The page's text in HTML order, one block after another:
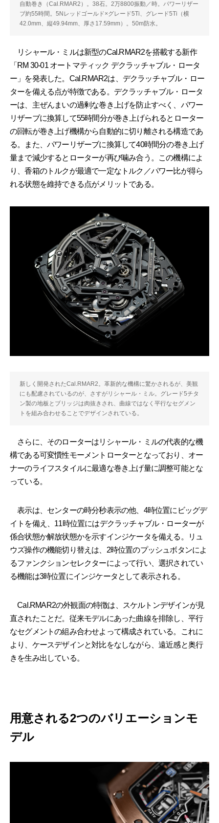
自動巻き（Cal.RMAR2）。38石。2万8800振動／時。パワーリザー
ブ約55時間。5Nレッドゴールド×グレード5Ti、グレード5Ti（横
42.0mm、縦49.94mm、厚さ17.59mm）。50m防水。
リシャール・ミルは新型のCal.RMAR2を搭載する新作
「RM 30-01 オートマティック デクラッチャブル・ロータ
ー」を発表した。Cal.RMAR2は、デクラッチャブル・ロー
ターを備える点が特徴である。デクラッチャブル・ロータ
ーは、主ぜんまいの過剰な巻き上げを防止すべく、パワー
リザーブに換算して55時間分が巻き上げられるとローター
の回転が巻き上げ機構から自動的に切り離される構造であ
る。また、パワーリザーブに換算して40時間分の巻き上げ
量まで減少するとローターが再び噛み合う。この機構によ
り、香箱のトルクが最適で一定なトルク／パワー比が得ら
れる状態を維持できる点がメリットである。
新しく開発されたCal.RMAR2。革新的な機構に驚かされるが、美観
にも配慮されているのが、さすがリシャール・ミル。グレード5チタ
ン製の地板とブリッジは肉抜きされ、曲線ではなく平行なセグメン
トを組み合わせることでデザインされている。
さらに、そのローターはリシャール・ミルの代表的な機
構である可変慣性モーメントローターとなっており、オー
ナーのライフスタイルに最適な巻き上げ量に調整可能とな
っている。
表示は、センターの時分秒表示の他、4時位置にビッグデ
イトを備え、11時位置にはデクラッチャブル・ローターが
係合状態か解放状態かを示すインジケータを備える。リュ
ウズ操作の機能切り替えは、2時位置のプッシュボタンによ
るファンクションセレクターによって行い、選択されてい
る機能は3時位置にインジケータとして表示される。
Cal.RMAR2の外観面の特徴は、スケルトンデザインが見
直されたことだ。従来モデルにあった曲線を排除し、平行
なセグメントの組み合わせよって構成されている。これに
より、ケースデザインと対比をなしながら、遠近感と奥行
きを生み出している。
用意される2つのバリエーションモ
デル